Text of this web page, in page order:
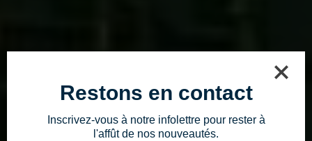
Restons en contact
Inscrivez-vous à notre infolettre pour rester à
l'affût de nos nouveautés.